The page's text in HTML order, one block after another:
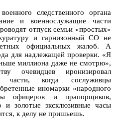
следственного органа
и военнослужащие части
отпуск семьи «простых»
и гарнизонный СО не
официальных жалоб. А
для надлежащей проверки. «Я
миллиона даже не смотрю»,
очевидцев иронизировал
части, когда сослуживцы
иномарки «народного
офицеров и прапорщиков,
золотые эксклюзивные часы
к делу не пришьешь.